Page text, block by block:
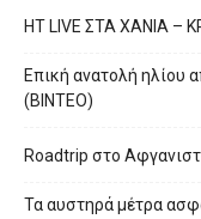
HT LIVE ΣΤΑ ΧΑΝΙΑ –
Επική ανατολή ηλίου
(ΒΙΝΤΕΟ)
Roadtrip στο
Τα αυστηρά μέτρα